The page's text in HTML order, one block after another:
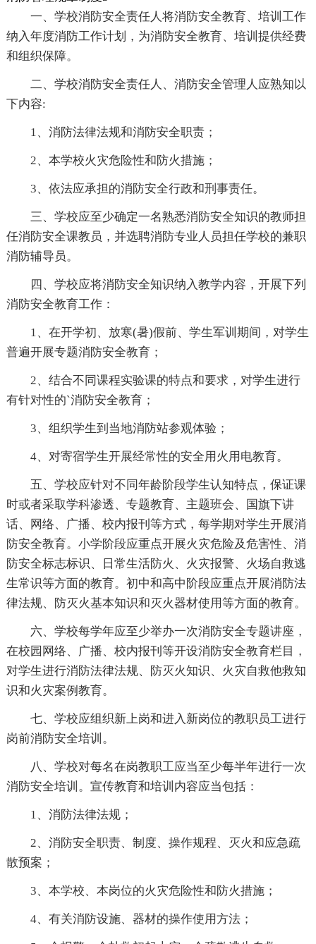
一、学校消防安全责任人将消防安全教育、培训工作
纳入年度消防工作计划，为消防安全教育、培训提供经费
和组织保障。
二、学校消防安全责任人、消防安全管理人应熟知以
下内容:
1、消防法律法规和消防安全职责；
2、本学校火灾危险性和防火措施；
3、依法应承担的消防安全行政和刑事责任。
三、学校应至少确定一名熟悉消防安全知识的教师担
任消防安全课教员，并选聘消防专业人员担任学校的兼职
消防辅导员。
四、学校应将消防安全知识纳入教学内容，开展下列
消防安全教育工作：
1、在开学初、放寒(暑)假前、学生军训期间，对学生
普遍开展专题消防安全教育；
2、结合不同课程实验课的特点和要求，对学生进行
有针对性的`消防安全教育；
3、组织学生到当地消防站参观体验；
4、对寄宿学生开展经常性的安全用火用电教育。
五、学校应针对不同年龄阶段学生认知特点，保证课
时或者采取学科渗透、专题教育、主题班会、国旗下讲
话、网络、广播、校内报刊等方式，每学期对学生开展消
防安全教育。小学阶段应重点开展火灾危险及危害性、消
防安全标志标识、日常生活防火、火灾报警、火场自救逃
生常识等方面的教育。初中和高中阶段应重点开展消防法
律法规、防灭火基本知识和灭火器材使用等方面的教育。
六、学校每学年应至少举办一次消防安全专题讲座，
在校园网络、广播、校内报刊等开设消防安全教育栏目，
对学生进行消防法律法规、防灭火知识、火灾自救他救知
识和火灾案例教育。
七、学校应组织新上岗和进入新岗位的教职员工进行
岗前消防安全培训。
八、学校对每名在岗教职工应当至少每半年进行一次
消防安全培训。宣传教育和培训内容应当包括：
1、消防法律法规；
2、消防安全职责、制度、操作规程、灭火和应急疏
散预案；
3、本学校、本岗位的火灾危险性和防火措施；
4、有关消防设施、器材的操作使用方法；